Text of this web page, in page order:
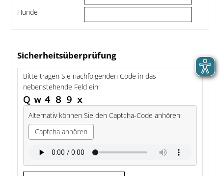
Hunde
Sicherheitsüberprüfung
Bitte tragen Sie nachfolgenden Code in das
nebenstehende Feld ein!
Alternativ können Sie den Captcha-Code anhören:
Captcha anhören